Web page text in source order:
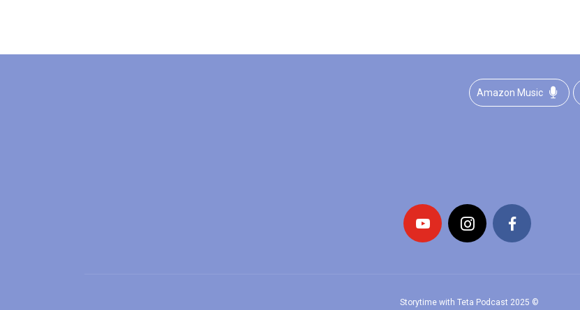
Amazon Music
© 2025 Storytime with Teta Podcast